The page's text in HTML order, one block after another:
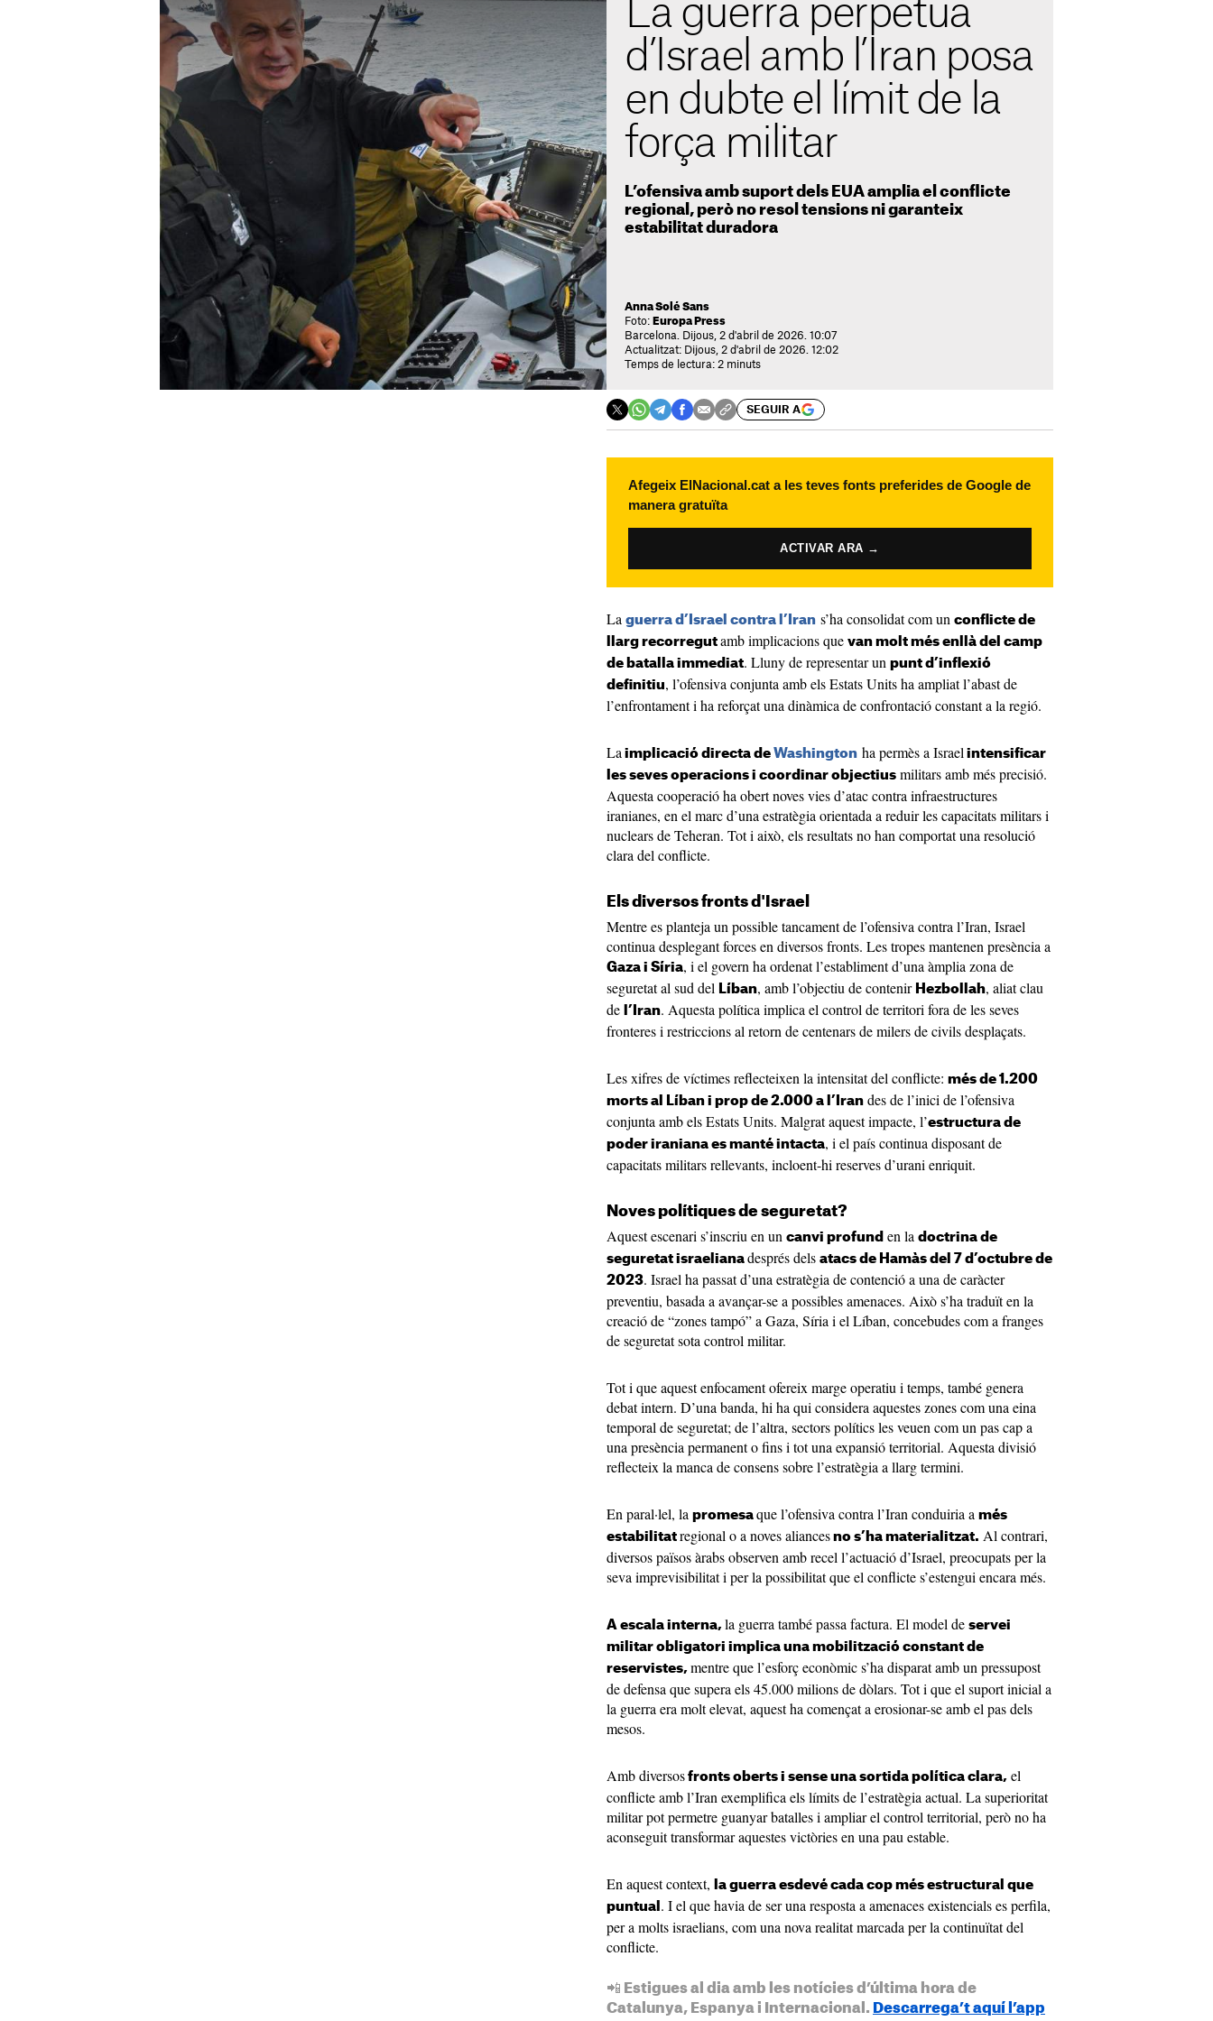
La guerra perpètua
d’Israel amb l’Iran posa
en dubte el límit de la
força militar
L’ofensiva amb suport dels EUA amplia el conflicte
regional, però no resol tensions ni garanteix
estabilitat duradora
Anna Solé Sans
Foto: Europa Press
Barcelona. Dijous, 2 d'abril de 2026. 10:07
Actualitzat: Dijous, 2 d'abril de 2026. 12:02
Temps de lectura: 2 minuts
SEGUIR A
Afegeix ElNacional.cat a les teves fonts preferides de Google de
manera gratuïta
ACTIVAR ARA →
La guerra d’Israel contra l’Iran s’ha consolidat com un conflicte de
llarg recorregut amb implicacions que van molt més enllà del camp
de batalla immediat. Lluny de representar un punt d’inflexió
definitiu, l’ofensiva conjunta amb els Estats Units ha ampliat l’abast de
l’enfrontament i ha reforçat una dinàmica de confrontació constant a la regió.
La implicació directa de Washington ha permès a Israel intensificar
les seves operacions i coordinar objectius militars amb més precisió.
Aquesta cooperació ha obert noves vies d’atac contra infraestructures
iranianes, en el marc d’una estratègia orientada a reduir les capacitats militars i
nuclears de Teheran. Tot i això, els resultats no han comportat una resolució
clara del conflicte.
Els diversos fronts d'Israel
Mentre es planteja un possible tancament de l’ofensiva contra l’Iran, Israel
continua desplegant forces en diversos fronts. Les tropes mantenen presència a
Gaza i Síria, i el govern ha ordenat l’establiment d’una àmplia zona de
seguretat al sud del Líban, amb l’objectiu de contenir Hezbollah, aliat clau
de l’Iran. Aquesta política implica el control de territori fora de les seves
fronteres i restriccions al retorn de centenars de milers de civils desplaçats.
Les xifres de víctimes reflecteixen la intensitat del conflicte: més de 1.200
morts al Líban i prop de 2.000 a l’Iran des de l’inici de l’ofensiva
conjunta amb els Estats Units. Malgrat aquest impacte, l’estructura de
poder iraniana es manté intacta, i el país continua disposant de
capacitats militars rellevants, incloent-hi reserves d’urani enriquit.
Noves polítiques de seguretat?
Aquest escenari s’inscriu en un canvi profund en la doctrina de
seguretat israeliana després dels atacs de Hamàs del 7 d’octubre de
2023. Israel ha passat d’una estratègia de contenció a una de caràcter
preventiu, basada a avançar-se a possibles amenaces. Això s’ha traduït en la
creació de “zones tampó” a Gaza, Síria i el Líban, concebudes com a franges
de seguretat sota control militar.
Tot i que aquest enfocament ofereix marge operatiu i temps, també genera
debat intern. D’una banda, hi ha qui considera aquestes zones com una eina
temporal de seguretat; de l’altra, sectors polítics les veuen com un pas cap a
una presència permanent o fins i tot una expansió territorial. Aquesta divisió
reflecteix la manca de consens sobre l’estratègia a llarg termini.
En paral·lel, la promesa que l’ofensiva contra l’Iran conduiria a més
estabilitat regional o a noves aliances no s’ha materialitzat. Al contrari,
diversos països àrabs observen amb recel l’actuació d’Israel, preocupats per la
seva imprevisibilitat i per la possibilitat que el conflicte s’estengui encara més.
A escala interna, la guerra també passa factura. El model de servei
militar obligatori implica una mobilització constant de
reservistes, mentre que l’esforç econòmic s’ha disparat amb un pressupost
de defensa que supera els 45.000 milions de dòlars. Tot i que el suport inicial a
la guerra era molt elevat, aquest ha començat a erosionar-se amb el pas dels
mesos.
Amb diversos fronts oberts i sense una sortida política clara, el
conflicte amb l’Iran exemplifica els límits de l’estratègia actual. La superioritat
militar pot permetre guanyar batalles i ampliar el control territorial, però no ha
aconseguit transformar aquestes victòries en una pau estable.
En aquest context,
la guerra esdevé cada cop més estructural que
puntual . I el que havia de ser una resposta a amenaces existencials es perfila,
per a molts israelians, com una nova realitat marcada per la continuïtat del
conflicte.
📲 Estigues al dia amb les notícies d’última hora de
Catalunya, Espanya i Internacional. Descarrega’t aquí l’app